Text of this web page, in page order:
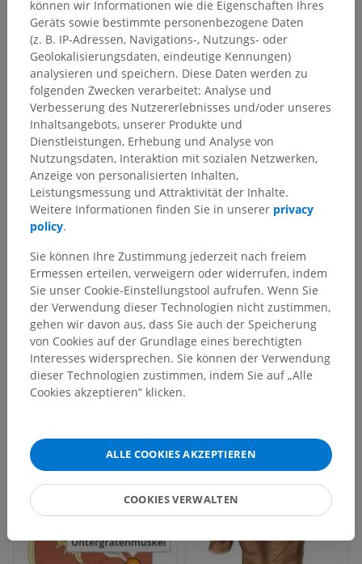
können wir Informationen wie die Eigenschaften Ihres
Geräts sowie bestimmte personenbezogene Daten
(z. B. IP-Adressen, Navigations-, Nutzungs- oder
Geolokalisierungsdaten, eindeutige Kennungen)
analysieren und speichern. Diese Daten werden zu
folgenden Zwecken verarbeitet: Analyse und
Verbesserung des Nutzererlebnisses und/oder unseres
Inhaltsangebots, unserer Produkte und
Dienstleistungen, Erhebung und Analyse von
Nutzungsdaten, Interaktion mit sozialen Netzwerken,
Anzeige von personalisierten Inhalten,
Leistungsmessung und Attraktivität der Inhalte.
Weitere Informationen finden Sie in unserer privacy
policy.
Sie können Ihre Zustimmung jederzeit nach freiem
Ermessen erteilen, verweigern oder widerrufen, indem
Sie unser Cookie-Einstellungstool aufrufen. Wenn Sie
der Verwendung dieser Technologien nicht zustimmen,
gehen wir davon aus, dass Sie auch der Speicherung
von Cookies auf der Grundlage eines berechtigten
Interesses widersprechen. Sie können der Verwendung
dieser Technologien zustimmen, indem Sie auf „Alle
Cookies akzeptieren“ klicken.
ALLE COOKIES AKZEPTIEREN
COOKIES VERWALTEN